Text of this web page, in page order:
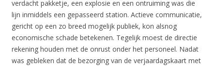
verdacht pakketje, een explosie en een ontruiming was die
lijn inmiddels een gepasseerd station. Actieve communicatie,
gericht op een zo breed mogelijk publiek, kon alsnog
economische schade betekenen. Tegelijk moest de directie
rekening houden met de onrust onder het personeel. Nadat
was gebleken dat de bezorging van de verjaardagskaart met